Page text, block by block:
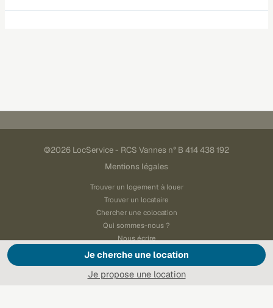
Je cherche une location
Je propose une location
©2026 LocService - RCS Vannes n° B 414 438 192
Mentions légales
Trouver un logement à louer
Trouver un locataire
Chercher une colocation
Qui sommes-nous ?
Nous écrire
Paramétrer les cookies